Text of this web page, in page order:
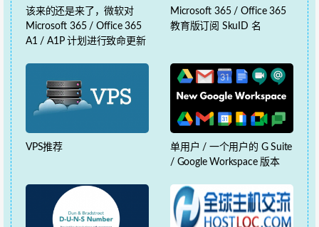
该来的还是来了，微软对
Microsoft 365 / Office 365
A1 / A1P 计划进行致命更新
Microsoft 365 / Office 365
教育版订阅 SkuID 名
VPS推荐
单用户 / 一个用户的 G Suite
/ Google Workspace 版本